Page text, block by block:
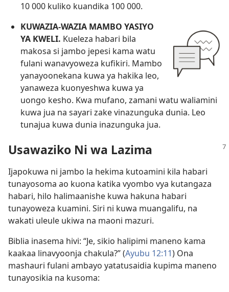
10 000 kuliko kuandika 100 000.
KUWAZIA​-WAZIA MAMBO YASIYO
YA KWELI. Kueleza habari bila
makosa si jambo jepesi kama watu
fulani wanavyoweza kufikiri. Mambo
yanayoonekana kuwa ya hakika leo,
yanaweza kuonyeshwa kuwa ya
uongo kesho. Kwa mufano, zamani watu waliamini
kuwa jua na sayari zake vinazunguka dunia. Leo
tunajua kuwa dunia inazunguka jua.
Usawaziko Ni wa Lazima
Ijapokuwa ni jambo la hekima kutoamini kila habari
tunayosoma ao kuona katika vyombo vya kutangaza
habari, hilo halimaanishe kuwa hakuna habari
tunayoweza kuamini. Siri ni kuwa muangalifu, na
wakati uleule ukiwa na maoni mazuri.
Biblia inasema hivi: “Je, sikio halipimi maneno kama
kaakaa linavyoonja chakula?” (Ayubu 12:11) Ona
mashauri fulani ambayo yatatusaidia kupima maneno
tunayosikia na kusoma: